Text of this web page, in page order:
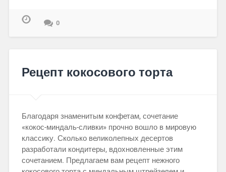
0
Рецепт кокосового торта
Благодаря знаменитым конфетам, сочетание
«кокос-миндаль-сливки» прочно вошло в мировую
классику. Сколько великолепных десертов
разработали кондитеры, вдохновленные этим
сочетанием. Предлагаем вам рецепт нежного